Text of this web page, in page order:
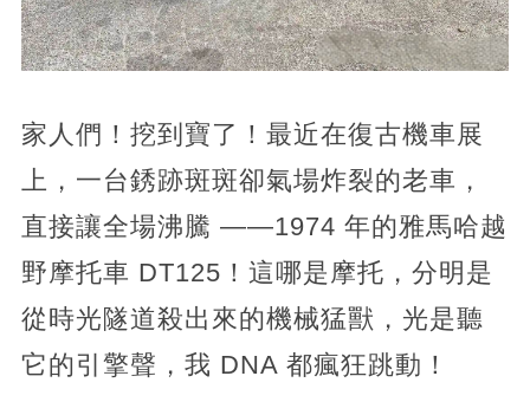
家人們！挖到寶了！最近在復古機車展
上，一台銹跡斑斑卻氣場炸裂的老車，
直接讓全場沸騰 ——1974 年的雅馬哈越
野摩托車 DT125！這哪是摩托，分明是
從時光隧道殺出來的機械猛獸，光是聽
它的引擎聲，我 DNA 都瘋狂跳動！